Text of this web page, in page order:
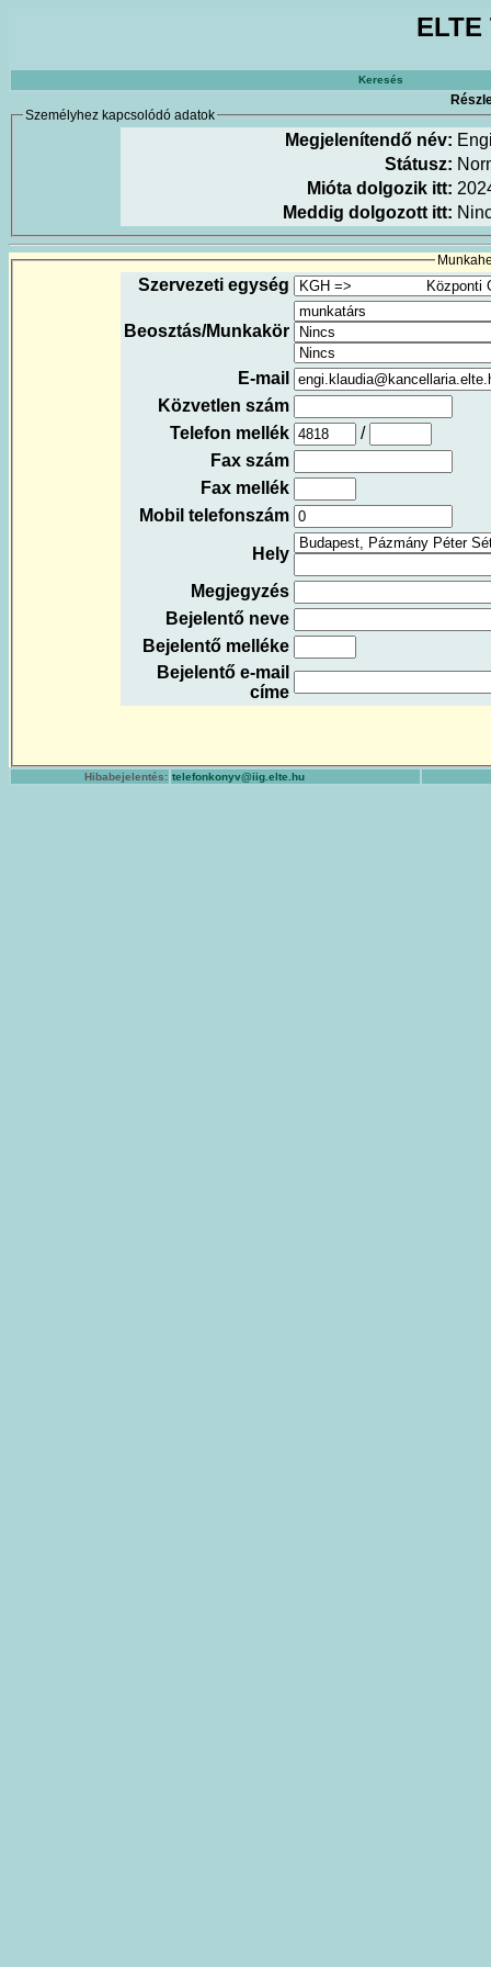
Keresés
Személyhez kapcsolódó adatok
Megjelenítendő név:
Státusz:
Mióta dolgozik itt:
Meddig dolgozott itt:
Szervezeti egység
Beosztás/Munkakör
E-mail
Közvetlen szám
Telefon mellék
/
Fax szám
Fax mellék
Mobil telefonszám
Hely
Megjegyzés
Bejelentő neve
Bejelentő melléke
Bejelentő e-mail
címe
Hibabejelentés: telefonkonyv@iig.elte.hu